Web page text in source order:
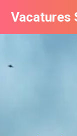
Vacatures
Vacatures per